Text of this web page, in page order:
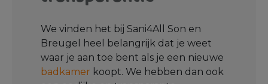
We vinden het bij Sani4All Son en
Breugel heel belangrijk dat je weet
waar je aan toe bent als je een nieuwe
badkamer koopt. We hebben dan ook